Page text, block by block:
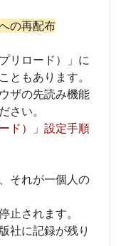
の再配布
リロード）」に
ともあります。
ザの先読み機能
さい。
ド）」設定手順
それが一個人の
止されます。
社に記録が残り